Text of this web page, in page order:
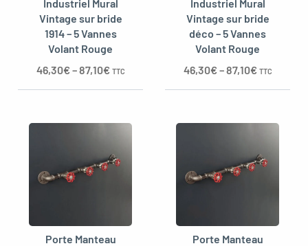
Industriel Mural
Vintage sur bride
1914 – 5 Vannes
Volant Rouge
46,30€–87,10€ TTC
Industriel Mural
Vintage sur bride
déco – 5 Vannes
Volant Rouge
46,30€–87,10€ TTC
Porte Manteau
Porte Manteau